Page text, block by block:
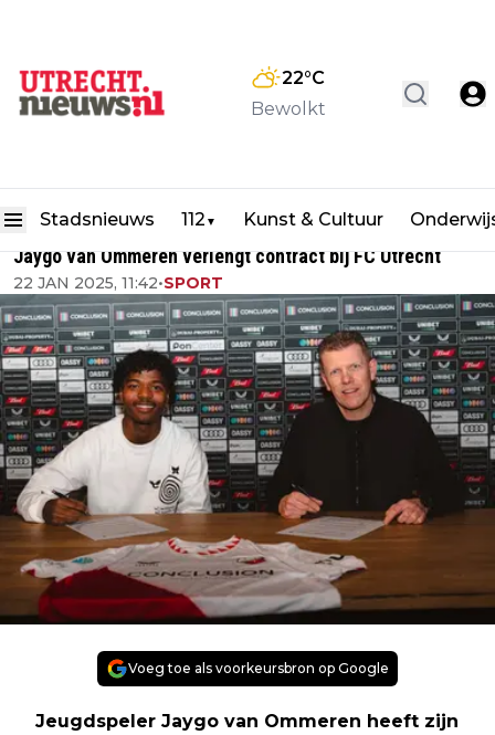
22°C
Bewolkt
Stadsnieuws 112 ▼ Kunst & Cultuur
Jaygo van Ommeren verlengt contract bij FC Utrecht
22 JAN 2025, 11:42•SPORT
Voeg toe als voorkeursbron op Google
Jeugdspeler Jaygo van Ommeren heeft zijn